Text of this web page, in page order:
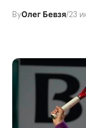
ByОлег Бевзя/23